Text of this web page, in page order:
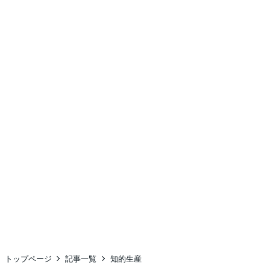
トップページ 記事一覧 知的生産